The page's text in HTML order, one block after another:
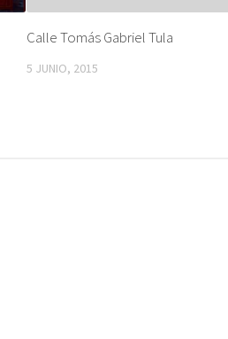
Calle Tomás Gabriel Tula
5 JUNIO, 2015